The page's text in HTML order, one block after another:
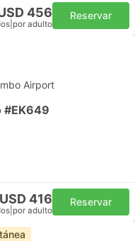
456
por adulto
Reservar
Airport
#EK649
USD 416
por adulto
Reservar